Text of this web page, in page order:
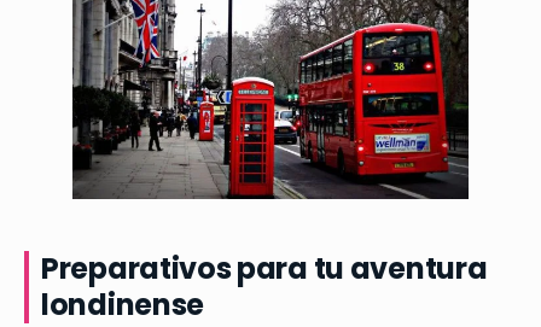
Preparativos para tu aventura
londinense